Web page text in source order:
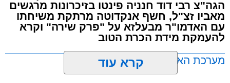
מבית הרשות העירונית 'מהות' במסגרתה פועלות
עשרות נקודות של ישיבות בין הזמנים ברחבי העיר
שבהם לומדים מאות בחורי ישיבות ומתעלים
בתורה גם בימי החופש.
במופע סיום בין הזמנים שישולב עם מלווה מלכה
הגה"צ רבי דוד חנניה פינטו בזיכרונות מרגשים
מאביו זצ"ל, חשף אנקדוטה מרתקת משיחתו
עם האדמו"ר מבעלזא על "פרק שירה" וקרא
להעמקת מידת הכרת הטוב
מערכת האתר / 00:23 06.08.26
קרא עוד